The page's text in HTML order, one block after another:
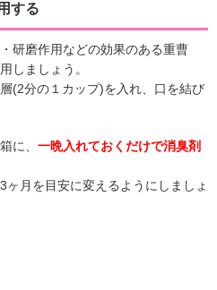
する
研磨作用などの効果のある重曹
しましょう。
(2分の１カップ)を入れ、口を結び
に、 一晩入れておくだけで消臭剤
月を目安に変えるようにしましょ